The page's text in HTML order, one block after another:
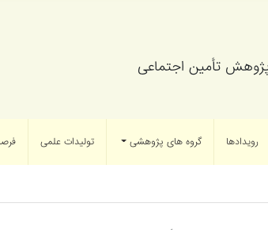
تأمین اجتماعی
رویدادها گروه های پژوهشی تولیدات علمی